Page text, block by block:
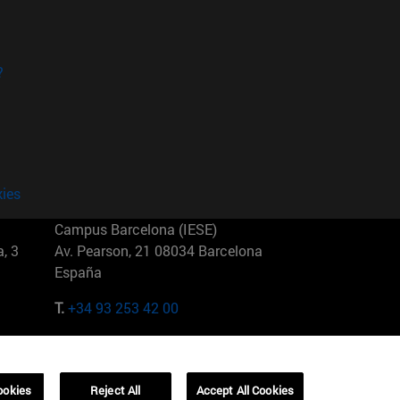
3
Campus Barcelona (IESE)
Av. Pearson, 21 08034 Barcelona
España
T.+34 93 253 42 00
01321001 Bela Vista Brasil
Reject All Accept All Cookies